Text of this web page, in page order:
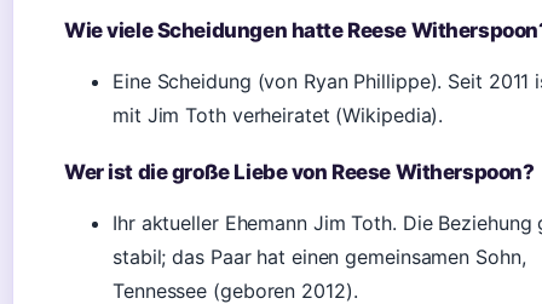
Wie viele Scheidungen hatte Reese
Eine Scheidung (von Ryan Phillippe). Seit 2011
mit Jim Toth verheiratet (Wikipedia).
Wer ist die große Liebe von Reese Witherspoon?
Ihr aktueller Ehemann Jim Toth. Die Beziehung
stabil; das Paar hat einen gemeinsamen Sohn,
Tennessee (geboren 2012).